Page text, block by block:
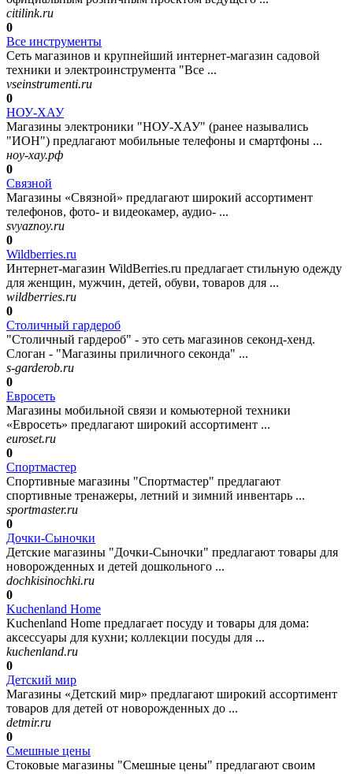
citilink.ru
0
Все инструменты
Сеть магазинов и крупнейший интернет-магазин садовой
техники и электроинструмента "Все ...
vseinstrumenti.ru
0
НОУ-ХАУ
Магазины электроники "НОУ-ХАУ" (ранее назывались
"ИОН") предлагают мобильные телефоны и смартфоны ...
ноу-хау.рф
0
Связной
Магазины «Связной» предлагают широкий ассортимент
телефонов, фото- и видеокамер, аудио- ...
svyaznoy.ru
0
Wildberries.ru
Интернет-магазин WildBerries.ru предлагает стильную одежду
для женщин, мужчин, детей, обуви, товаров для ...
wildberries.ru
0
Столичный гардероб
"Столичный гардероб" - это сеть магазинов секонд-хенд.
Слоган - "Магазины приличного секонда" ...
s-garderob.ru
0
Евросеть
Магазины мобильной связи и комьютерной техники
«Евросеть» предлагают широкий ассортимент ...
euroset.ru
0
Спортмастер
Спортивные магазины "Спортмастер" предлагают
спортивные тренажеры, летний и зимний инвентарь ...
sportmaster.ru
0
Дочки-Сыночки
Детские магазины "Дочки-Сыночки" предлагают товары для
новорожденных и детей дошкольного ...
dochkisinochki.ru
0
Kuchenland Home
Kuchenland Home предлагает посуду и товары для дома:
аксессуары для кухни; коллекции посуды для ...
kuchenland.ru
0
Детский мир
Магазины «Детский мир» предлагают широкий ассортимент
товаров для детей от новорожденных до ...
detmir.ru
0
Смешные цены
Стоковые магазины "Смешные цены" предлагают своим